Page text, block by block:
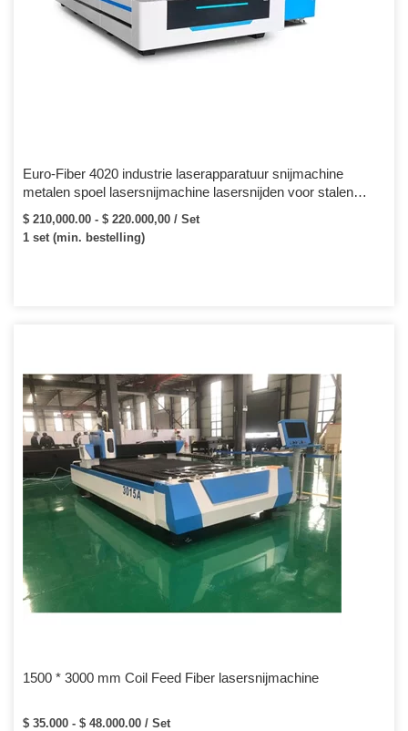
Euro-Fiber 4020 industrie laserapparatuur snijmachine
metalen spoel lasersnijmachine lasersnijden voor stalen
machine
$ 210,000.00 - $ 220.000,00 / Set
1 set (min. bestelling)
1500 * 3000 mm Coil Feed Fiber lasersnijmachine
$ 35.000 - $ 48.000.00 / Set